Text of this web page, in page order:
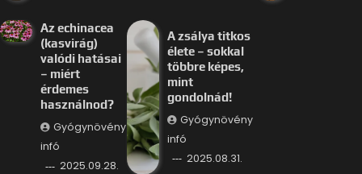
Az echinacea
(kasvirág)
valódi hatásai
– miért
érdemes
használnod?
Gyógynövény
infó
2025.09.28.
A zsálya titkos
élete – sokkal
többre képes,
mint
gondolnád!
Gyógynövény
infó
2025.08.31.